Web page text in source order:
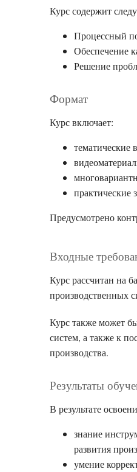
Курс содержит
Процессный
Обеспечение
Решение
Формат
Курс включает:
тематические
практические
Предусмотрено
Входные
Курс рассчитан на
производственных
Курс также может
систем, а также к
производства.
Результаты
В результате
знание
развития
умение